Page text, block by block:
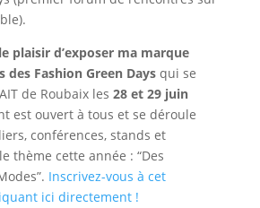
plaisir d’exposer ma marque
des Fashion Green Daysqui se
de Roubaix les 28 et 29 juin
est ouvert à tous et se déroule
conférences, stands et
thème cette année : “Des
Inscrivez-vous à cet
ici directement !